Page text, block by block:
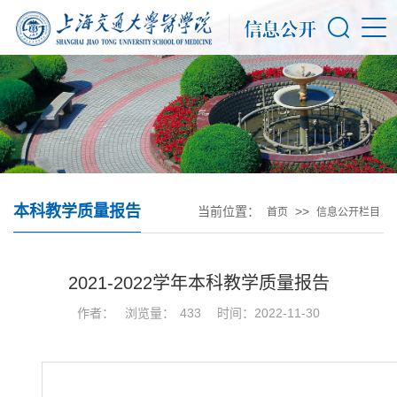
本科教学质量报告 当前位置： 首页 >> 信息公开栏目
2021-2022学年本科教学质量报告
作者： 浏览量： 433 时间：2022-11-30